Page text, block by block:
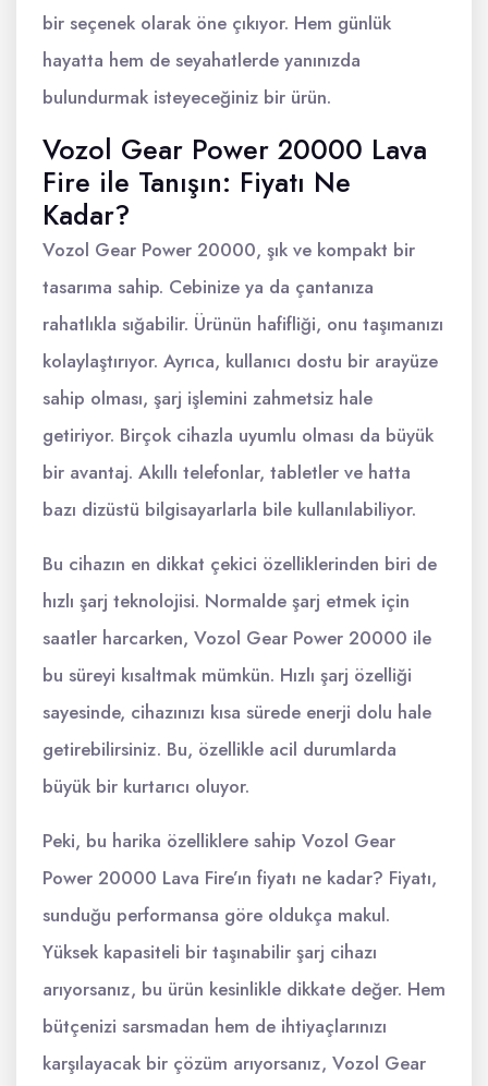
bir seçenek olarak öne çıkıyor. Hem günlük
hayatta hem de seyahatlerde yanınızda
bulundurmak isteyeceğiniz bir ürün.
Vozol Gear Power 20000 Lava
Fire ile Tanışın: Fiyatı Ne
Kadar?
Vozol Gear Power 20000, şık ve kompakt bir
tasarıma sahip. Cebinize ya da çantanıza
rahatlıkla sığabilir. Ürünün hafifliği, onu taşımanızı
kolaylaştırıyor. Ayrıca, kullanıcı dostu bir arayüze
sahip olması, şarj işlemini zahmetsiz hale
getiriyor. Birçok cihazla uyumlu olması da büyük
bir avantaj. Akıllı telefonlar, tabletler ve hatta
bazı dizüstü bilgisayarlarla bile kullanılabiliyor.
Bu cihazın en dikkat çekici özelliklerinden biri de
hızlı şarj teknolojisi. Normalde şarj etmek için
saatler harcarken, Vozol Gear Power 20000 ile
bu süreyi kısaltmak mümkün. Hızlı şarj özelliği
sayesinde, cihazınızı kısa sürede enerji dolu hale
getirebilirsiniz. Bu, özellikle acil durumlarda
büyük bir kurtarıcı oluyor.
Peki, bu harika özelliklere sahip Vozol Gear
Power 20000 Lava Fire’ın fiyatı ne kadar? Fiyatı,
sunduğu performansa göre oldukça makul.
Yüksek kapasiteli bir taşınabilir şarj cihazı
arıyorsanız, bu ürün kesinlikle dikkate değer. Hem
bütçenizi sarsmadan hem de ihtiyaçlarınızı
karşılayacak bir çözüm arıyorsanız, Vozol Gear